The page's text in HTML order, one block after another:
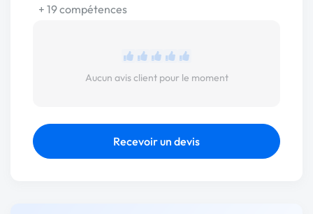
+ 19 compétences
Aucun avis client pour le moment
Recevoir un devis